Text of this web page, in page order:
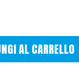
AL CARRELLO